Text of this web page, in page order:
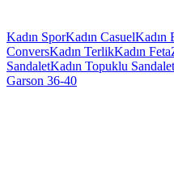
Kadın SporKadın CasuelKadın
ConversKadın TerlikKadın Feta
SandaletKadın Topuklu Sandalet
Garson 36-40